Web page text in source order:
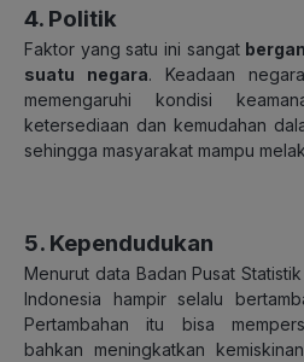
4. Politik
Faktor yang satu ini sangat
suatu negara. Keadaan
memengaruhi kondisi
ketersediaan dan kemudahan
sehingga masyarakat mampu
5. Kependudukan
Menurut data Badan Pusat
Indonesia hampir selalu
Pertambahan itu bisa
bahkan meningkatkan kemiskinan